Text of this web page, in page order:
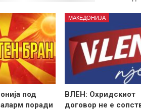
под
поради
МАКЕДОНИЈА
ВЛЕН: Охридскиот
договор не е